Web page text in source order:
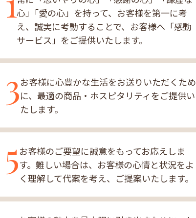
心」｢愛の心」を持って、お客様を第一に考
え、誠実に考動することで、お客様へ「感動
サービス」をご提供いたします。
3お客様に心豊かな生活をお送りいただくため
に、最適の商品・ホスピタリティをご提供い
たします。
5お客様のご要望に誠意をもってお応えしま
す。難しい場合は、お客様の心情と状況をよ
く理解して代案を考え、ご提案いたします。